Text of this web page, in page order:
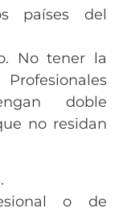
países del
No tener la
doble
no residan
o de